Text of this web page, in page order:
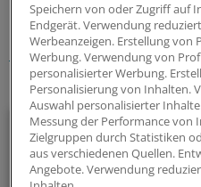
Schlagworte:
Geld und Vermögen
Ihr Newsletter zum
Beruf & Alltag
Die Sonntagslektüre:
Speichern von oder Zugriff auf
Endgerät. Verwendung
Werbeanzeigen. Erstellung
Werbung. Verwendung von
personalisierter Werbung.
Personalisierung von Inhalten.
Auswahl personalisierter
Messung der Performance von
Zielgruppen durch Statistiken
aus verschiedenen Quellen.
Angebote. Verwendung